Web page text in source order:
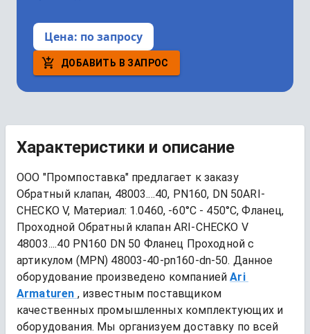
Цена: по запросу
ДОБАВИТЬ В ЗАПРОС
Характеристики и описание
ООО "Промпоставка" предлагает к заказу
Обратный клапан, 48003....40, PN160, DN 50ARI-
CHECKO V, Материал: 1.0460, -60°C - 450°C, Фланец,
Проходной Обратный клапан ARI-CHECKO V
48003....40 PN160 DN 50 Фланец Проходной с
артикулом (MPN) 48003-40-pn160-dn-50. Данное
оборудование произведено компанией Ari
Armaturen , известным поставщиком
качественных промышленных комплектующих и
оборудования. Мы организуем доставку по всей